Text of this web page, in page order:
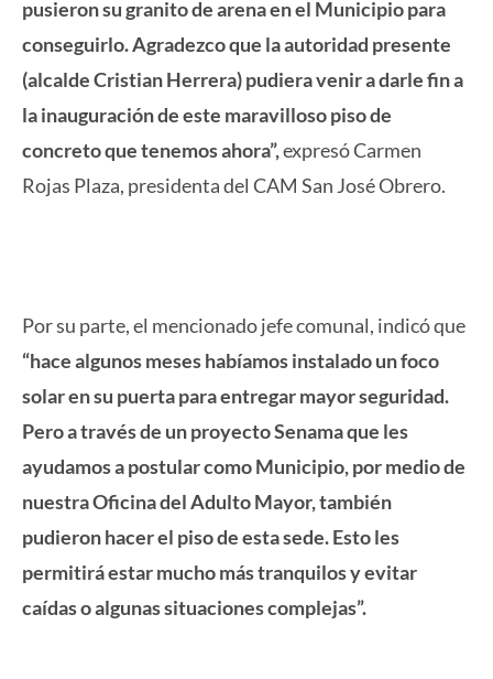
pusieron su granito de arena en el Municipio para
conseguirlo. Agradezco que la autoridad presente
(alcalde Cristian Herrera) pudiera venir a darle fin a
la inauguración de este maravilloso piso de
concreto que tenemos ahora”,expresó Carmen
Rojas Plaza, presidenta del CAM San José Obrero.
Por su parte, el mencionado jefe comunal, indicó que
“hace algunos meses habíamos instalado un foco
solar en su puerta para entregar mayor seguridad.
Pero a través de un proyecto Senama que les
ayudamos a postular como Municipio, por medio de
nuestra Oficina del Adulto Mayor, también
pudieron hacer el piso de esta sede. Esto les
permitirá estar mucho más tranquilos y evitar
caídas o algunas situaciones complejas”.